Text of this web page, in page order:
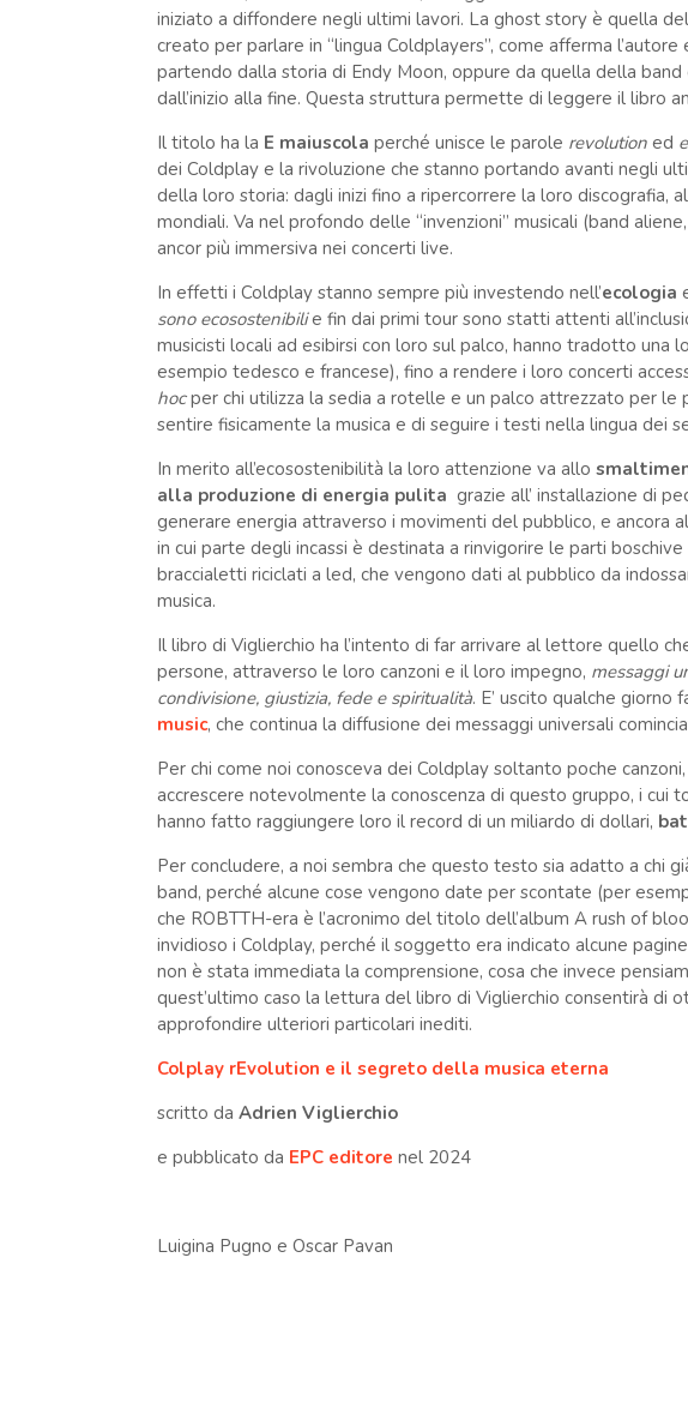
iniziato a diffondere negli ultimi lavori. La ghost story è quella
creato per parlare in “lingua Coldplayers”, come afferma
partendo dalla storia di Endy Moon, oppure da quella della
dall’inizio alla fine. Questa struttura permette di leggere il libro
Il titolo ha la E maiuscola perché unisce le parole revolutioned
dei Coldplay e la rivoluzione che stanno portando avanti negli
della loro storia: dagli inizi fino a ripercorrere la loro discografia,
mondiali. Va nel profondo delle “invenzioni” musicali (band
ancor più immersiva nei concerti live.
In effetti i Coldplay stanno sempre più investendo nell’ecologia
sono ecosostenibilie fin dai primi tour sono statti attenti
musicisti locali ad esibirsi con loro sul palco, hanno tradotto una
esempio tedesco e francese), fino a rendere i loro concerti
hocper chi utilizza la sedia a rotelle e un palco attrezzato per le
sentire fisicamente la musica e di seguire i testi nella lingua dei
In merito all’ecosostenibilità la loro attenzione va allo
alla produzione di energia pulita grazie all’ installazione di
generare energia attraverso i movimenti del pubblico, e ancora
in cui parte degli incassi è destinata a rinvigorire le parti
braccialetti riciclati a led, che vengono dati al pubblico da
musica.
Il libro di Viglierchio ha l’intento di far arrivare al lettore quello
persone, attraverso le loro canzoni e il loro impegno, messaggi
condivisione, giustizia, fede e spiritualità. E’ uscito qualche
music, che continua la diffusione dei messaggi universali
Per chi come noi conosceva dei Coldplay soltanto poche
accrescere notevolmente la conoscenza di questo gruppo, i cui
hanno fatto raggiungere loro il record di un miliardo di dollari,
Per concludere, a noi sembra che questo testo sia adatto a chi
band, perché alcune cose vengono date per scontate (per
che ROBTTH-era è l’acronimo del titolo dell’album A rush of
invidioso i Coldplay, perché il soggetto era indicato alcune
non è stata immediata la comprensione, cosa che invece
quest’ultimo caso la lettura del libro di Viglierchio consentirà di
approfondire ulteriori particolari inediti.
Colplay rEvolution e il segreto della musica eterna
scritto da Adrien Viglierchio
e pubblicato da EPC editore nel 2024
Luigina Pugno e Oscar Pavan